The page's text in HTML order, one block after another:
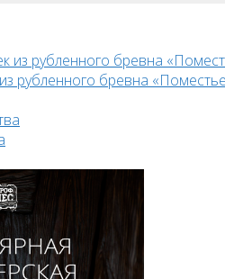
рубленного бревна